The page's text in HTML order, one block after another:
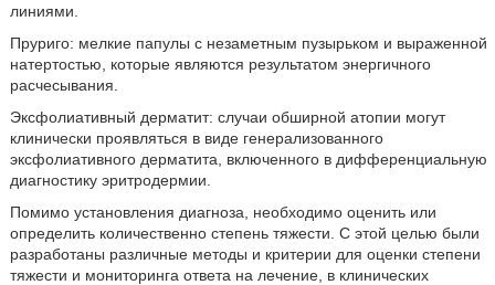
линиями.
Пруриго: мелкие папулы с незаметным пузырьком и выраженной
натертостью, которые являются результатом энергичного
расчесывания.
Эксфолиативный дерматит: случаи обширной атопии могут
клинически проявляться в виде генерализованного
эксфолиативного дерматита, включенного в дифференциальную
диагностику эритродермии.
Помимо установления диагноза, необходимо оценить или
определить количественно степень тяжести. С этой целью были
разработаны различные методы и критерии для оценки степени
тяжести и мониторинга ответа на лечение, в клинических